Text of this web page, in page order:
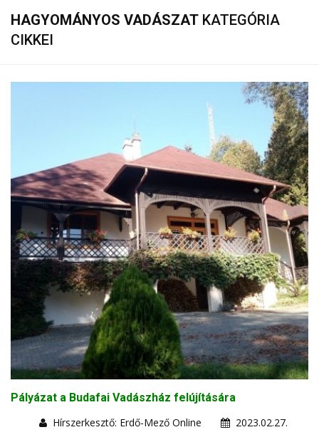
HAGYOMÁNYOS VADÁSZAT KATEGÓRIA
CIKKEI
Pályázat a Budafai Vadászház felújítására
Hírszerkesztő: Erdő-Mező Online
2023.02.27.